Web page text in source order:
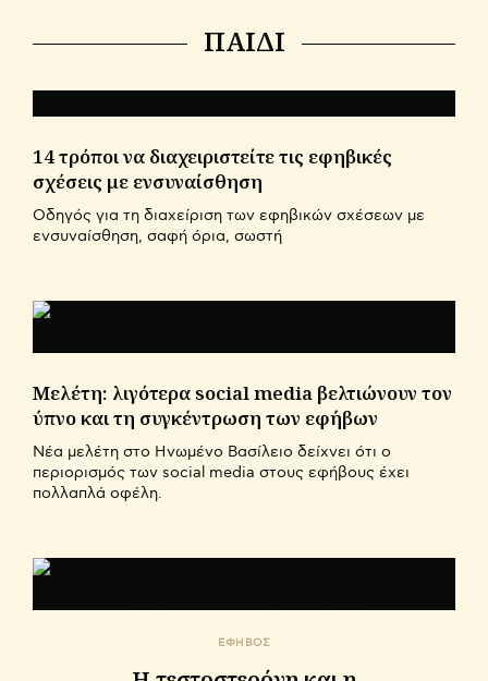
ΠΑΙΔΙ
14 τρόποι να διαχειριστείτε τις εφηβικές
σχέσεις με ενσυναίσθηση
Οδηγός για τη διαχείριση των εφηβικών σχέσεων με
ενσυναίσθηση, σαφή όρια, σωστή
Μελέτη: λιγότερα social media βελτιώνουν τον
ύπνο και τη συγκέντρωση των εφήβων
Νέα μελέτη στο Ηνωμένο Βασίλειο δείχνει ότι ο
περιορισμός των social media στους εφήβους έχει
πολλαπλά οφέλη.
ΕΦΗΒΟΣ